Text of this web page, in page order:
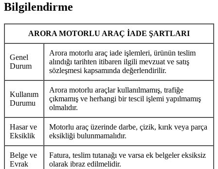
Bilgilendirme
ARORA MOTORLU ARAÇ İADE ŞARTLARI
Genel
Durum
Arora motorlu araç iade işlemleri, ürünün teslim
alındığı tarihten itibaren ilgili mevzuat ve satış
sözleşmesi kapsamında değerlendirilir.
Kullanım
Durumu
Arora motorlu araçlar kullanılmamış, trafiğe
çıkmamış ve herhangi bir tescil işlemi yapılmamış
olmalıdır.
Hasar ve
Eksiklik
Motorlu araç üzerinde darbe, çizik, kırık veya parça
eksikliği bulunmamalıdır.
Belge ve
Evrak
Fatura, teslim tutanağı ve varsa ek belgeler eksiksiz
olarak ibraz edilmelidir.